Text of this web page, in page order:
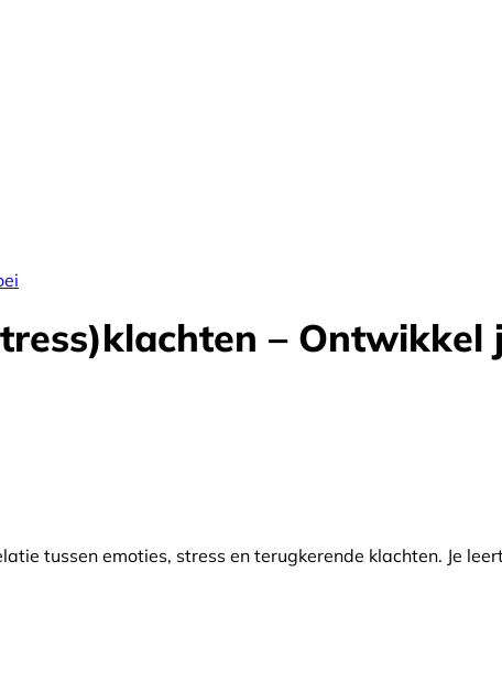
– Ontwikkel
tussen emoties, stress en terugkerende klachten. Je